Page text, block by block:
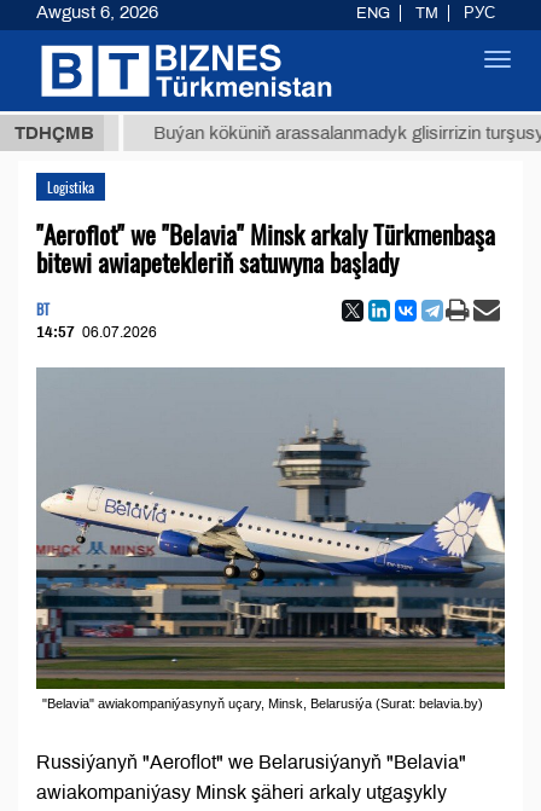
TDHÇMBBuýan köküniň arassalanmadyk glisirrizin turşusy (t.)
Logistika
"Aeroflot" we "Belavia" Minsk arkaly Türkmenbaşa
bitewi awiapetekleriň satuwyna başlady
BT
14:57 06.07.2026
"Belavia" awiakompaniýasynyň uçary, Minsk, Belarusiýa (Surat: belavia.by)
Russiýanyň "Aeroflot" we Belarusiýanyň "Belavia"
awiakompaniýasy Minsk şäheri arkaly utgaşykly
Awgust 6, 2026 ENG TM РУС